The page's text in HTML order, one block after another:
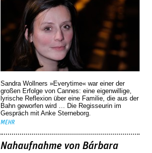
Sandra Wollners »Everytime« war einer der
großen Erfolge von Cannes: eine eigenwillige,
lyrische Reflexion über eine ­Familie, die aus der
Bahn geworfen wird … Die Regisseurin im
Gespräch mit Anke Sterneborg.
MEHR
Nahaufnahme von Bárbara